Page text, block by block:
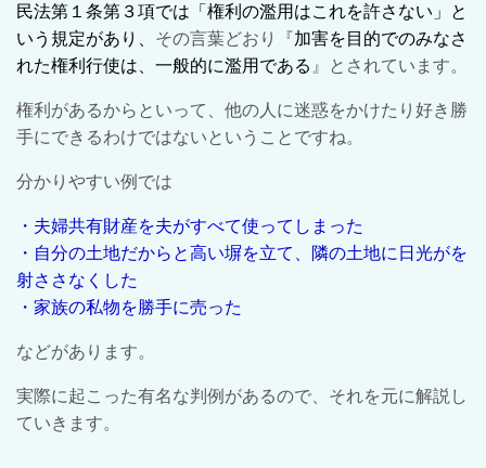
民法第１条第３項では「権利の濫用はこれを許さない」と
いう規定があり、 その言葉どおり『加害を目的でのみなさ
れた権利行使は、一般的に濫用である 』とされています。
権利があるからといって、他の人に迷惑をかけたり好き勝
手にできるわけではないということですね。
分かりやすい例では
・夫婦共有財産を夫がすべて使ってしまった
・自分の土地だからと高い塀を立て、隣の土地に日光がを
射ささなくした
・家族の私物を勝手に売った
などがあります。
実際に起こった有名な判例があるので、それを元に解説し
ていきます。